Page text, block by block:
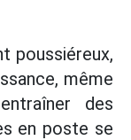
poussiéreux,
même
des
en poste se